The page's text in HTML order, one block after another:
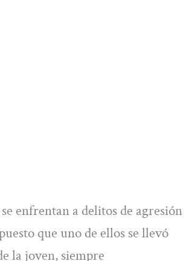
enfrentan a delitos de agresión
que uno de ellos se llevó
la joven, siempre